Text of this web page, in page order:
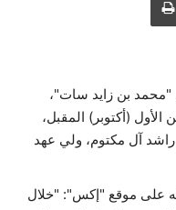
"محمد بن زايد سات"،
(أكتوبر) المقبل،
آل مكتوم، ولي عهد
على موقع "إكس": "خلال